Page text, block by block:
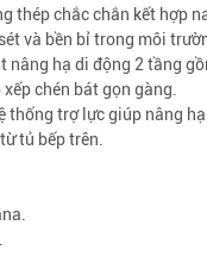
thép chắc chắn kết hợp
và bền bỉ trong môi
nâng hạ di động 2 tầng
chén bát gọn gàng.
thống trợ lực giúp nâng
tủ bếp trên.